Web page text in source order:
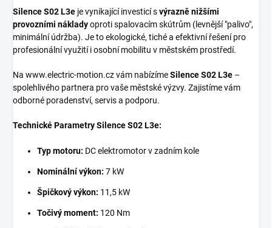
Silence S02 L3e je vynikající investicí svýrazně nižšími
provozními nákladyoproti spalovacím skútrům (levnější "palivo",
minimální údržba). Je to ekologické, tiché a efektivní řešení pro
profesionální využití i osobní mobilitu v městském prostředí.
Na www.electric-motion.cz vám nabízímeSilence S02 L3e –
spolehlivého partnera pro vaše městské výzvy. Zajistíme vám
odborné poradenství, servis a podporu.
Technické Parametry Silence S02 L3e:
Typ motoru: DC elektromotor v zadním kole
Nominální výkon: 7 kW
Špičkový výkon: 11,5 kW
Točivý moment: 120 Nm